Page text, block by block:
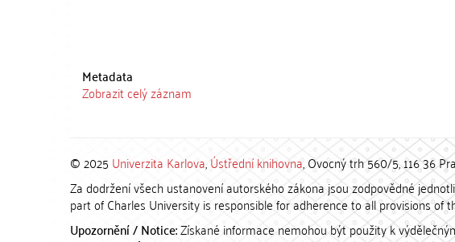
Metadata
Zobrazit celý záznam
© 2025 Univerzita Karlova,Ústřední knihovna, Ovocný trh 560/5, 116 36
Za dodržení všech ustanovení autorského zákona jsou zodpovědné
part of Charles University is responsible for adherence to all provisions of
Upozornění / Notice:Získané informace nemohou být použity k